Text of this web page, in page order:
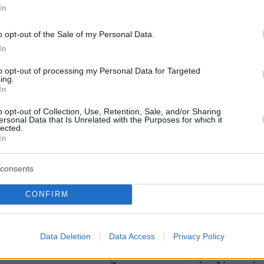
opt-out of the Sale of my Personal Data.
opt-out of processing my Personal Data for Targeted
opt-out of Collection, Use, Retention, Sale, and/or Sharing
Data that Is Unrelated with the Purposes for which it
CONFIRM
Data Deletion Data Access Privacy Policy
protothema.gr στο Google Newsκαι μάθετε πρώτοι
στο